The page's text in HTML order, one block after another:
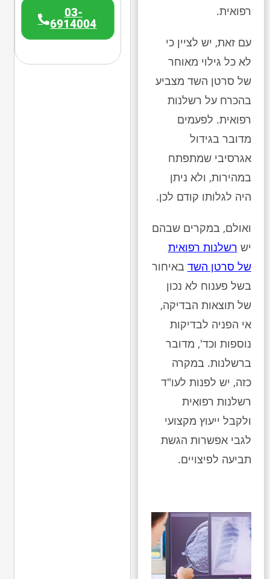
רפואית.
עם זאת, יש לציין כי
לא כל גילוי מאוחר
של סרטן השד מצביע
בהכרח על רשלנות
רפואית. לפעמים
מדובר בגידול
אגרסיבי שמתפתח
במהירות, ולא ניתן
היה לגלותו קודם לכן.
ואולם, במקרים שבהם
יש רשלנות רפואית
של סרטן השד באיחור
בשל פענוח לא נכון
של תוצאות הבדיקה,
אי הפניה לבדיקות
נוספות וכד', מדובר
ברשלנות. במקרה
כזה, יש לפנות לעו"ד
רשלנות רפואית
ולקבל ייעוץ מקצועי
לגבי אפשרות הגשת
תביעה לפיצויים.
03-
6914004